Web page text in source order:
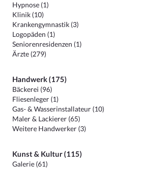
Hypnose (1)
Klinik (10)
Krankengymnastik (3)
Logopäden (1)
Seniorenresidenzen (1)
Ärzte (279)
Handwerk (175)
Bäckerei (96)
Fliesenleger (1)
Gas- & Wasserinstallateur (10)
Maler & Lackierer (65)
Weitere Handwerker (3)
Kunst & Kultur (115)
Galerie (61)